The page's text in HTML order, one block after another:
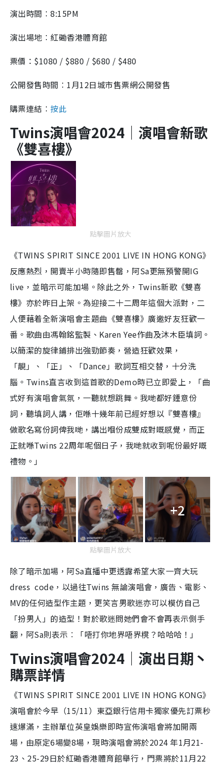
演出時間︰8:15PM
演出場地︰紅磡香港體育館
票價： $1080 / $880 / $680 / $480
公開發售時間︰1月12日城市售票網公開發售
購票連結︰按此
Twins演唱會2024｜演唱會新歌
《雙喜樓》
點擊圖片放大
《TWINS SPIRIT SINCE 2001 LIVE IN HONG KONG》
反應熱烈，開賣半小時隨即售罄，阿Sa更無預警開IG
live，並暗示可能加場。除此之外，Twins新歌《雙喜
樓》亦於昨日上架。為迎接二十二周年這個大派對，二
人便藉着全新演唱會主題曲《雙喜樓》廣邀好友狂歡一
番。歌曲由馮翰銘監製、Karen Yee作曲及沐木臣填詞。
以簡潔的旋律鋪排出強勁節奏，營造狂歡效果，
「靚」、「正」、「Dance」歌詞互相交替，十分洗
腦。Twins直言收到這首歌的Demo時已立即愛上，「曲
式好有演唱會氣氛，一聽就想跳舞。我哋都好鍾意份
詞，聽填詞人講，佢喺十幾年前已經好想以『雙喜樓』
做歌名寫份詞俾我哋，講出嗰份成雙成對嘅感覺，而正
正就喺Twins 22周年呢個日子，我哋就收到呢份最好嘅
禮物。」
+2
點擊圖片放大
除了暗示加場，阿Sa直播中更透露希望大家一齊大玩
dress code，以過往Twins 無論演唱會，廣告、電影、
MV的任何造型作主題，更笑言男歌迷亦可以模仿自己
「扮男人」的造型！對於歌迷問她們會不會再表示側手
翻，阿Sa則表示︰「唔打你地界唔界櫈？哈哈哈！」
Twins演唱會2024｜演出日期丶
購票詳情
《TWINS SPIRIT SINCE 2001 LIVE IN HONG KONG》
演唱會於今早（15/11） 東亞銀行信用卡獨家優先訂票秒
速爆滿，主辦單位英皇娛樂即時宣佈演唱會將加開兩
場，由原定6場變8場，現時演唱會將於2024 年1月21-
23、25-29日於紅磡香港體育館舉行， 門票將於11月22